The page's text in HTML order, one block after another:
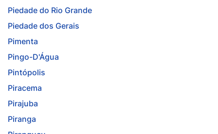
Piedade do Rio Grande
Piedade dos Gerais
Pimenta
Pingo-D'Água
Pintópolis
Piracema
Pirajuba
Piranga